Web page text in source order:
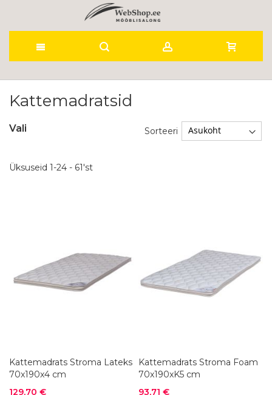
toKattemadratsid
Üksuseid 1-24 - 61'st
Sorteeri
Kattemadrats Stroma Lateks
70x190x4 cm
Soodushind
129,70 €
Kattemadrats Stroma Foam
70x190xK5 cm
Soodushind
93,71 €
Vali